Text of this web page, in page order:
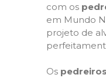
com os
em Mundo
projeto de
Os